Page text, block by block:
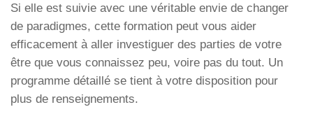
Si elle est suivie avec une véritable envie de changer
de paradigmes, cette formation peut vous aider
efficacement à aller investiguer des parties de votre
être que vous connaissez peu, voire pas du tout. Un
programme détaillé se tient à votre disposition pour
plus de renseignements.